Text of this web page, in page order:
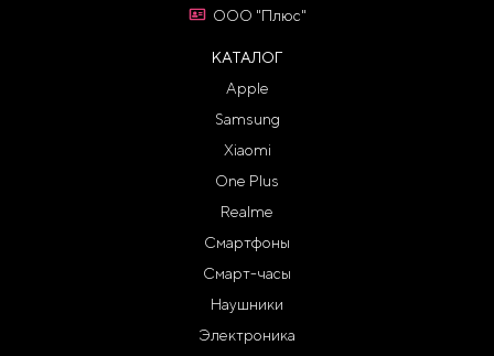
ООО "Плюс"
КАТАЛОГ
Apple
Samsung
Xiaomi
One Plus
Realme
Смартфоны
Смарт-часы
Наушники
Электроника